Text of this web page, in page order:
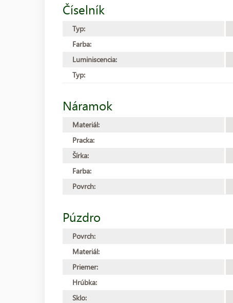
Číselník
Typ:
Farba:
Luminiscencia:
Typ:
Náramok
Materiál:
Pracka:
Šírka:
Farba:
Povrch:
Púzdro
Povrch:
Materiál:
Priemer:
Hrúbka:
Sklo: